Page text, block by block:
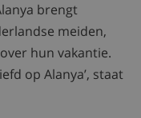
brengt
meiden,
hun vakantie.
op Alanya’, staat